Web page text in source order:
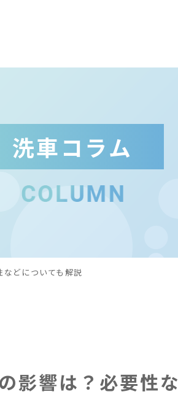
洗車コラム
どについても解説
影響は？必要性な